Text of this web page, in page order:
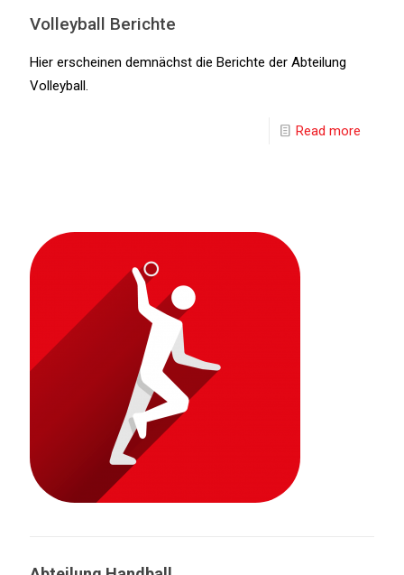
Volleyball Berichte
Hier erscheinen demnächst die Berichte der Abteilung
Volleyball.
Read more